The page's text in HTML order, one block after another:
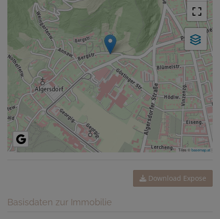
Tiles ©basemap.at
Download Expose
Basisdaten zur Immobilie